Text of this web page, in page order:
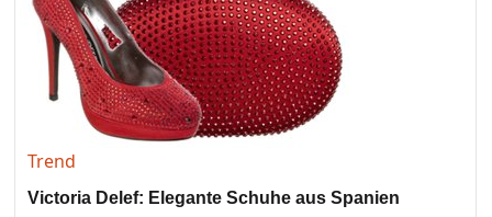
Trend
Victoria Delef: Elegante Schuhe aus Spanien